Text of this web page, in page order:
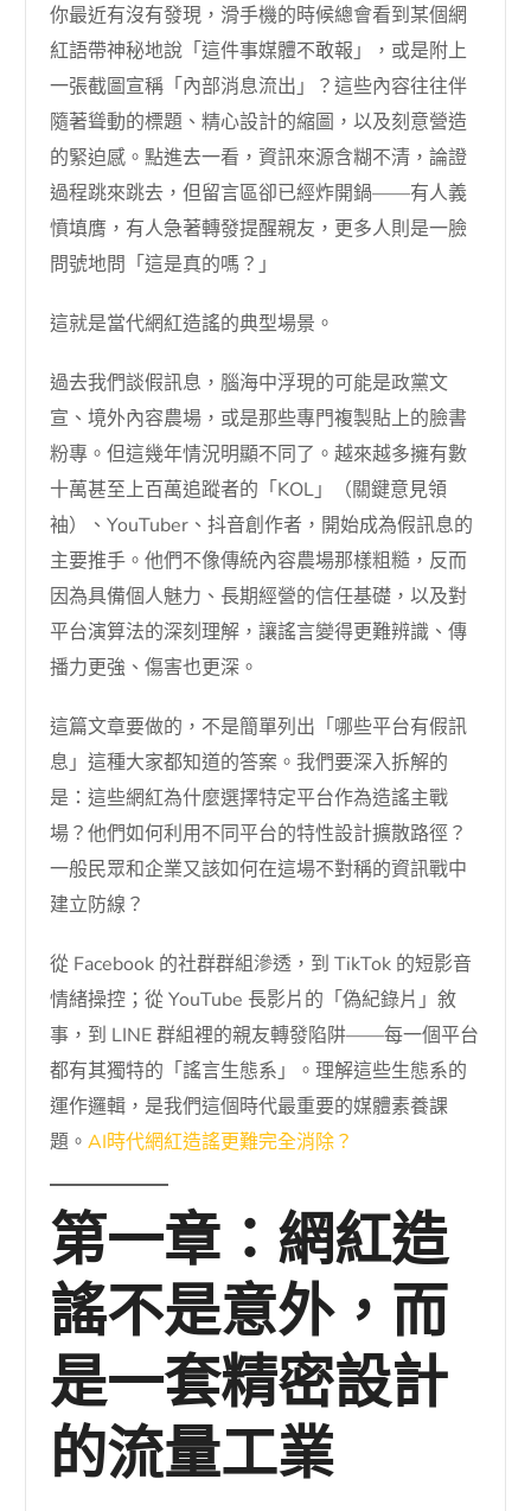
你最近有沒有發現，滑手機的時候總會看到某個網
紅語帶神秘地說「這件事媒體不敢報」，或是附上
一張截圖宣稱「內部消息流出」？這些內容往往伴
隨著聳動的標題、精心設計的縮圖，以及刻意營造
的緊迫感。點進去一看，資訊來源含糊不清，論證
過程跳來跳去，但留言區卻已經炸開鍋——有人義
憤填膺，有人急著轉發提醒親友，更多人則是一臉
問號地問「這是真的嗎？」
這就是當代網紅造謠的典型場景。
過去我們談假訊息，腦海中浮現的可能是政黨文
宣、境外內容農場，或是那些專門複製貼上的臉書
粉專。但這幾年情況明顯不同了。越來越多擁有數
十萬甚至上百萬追蹤者的「KOL」（關鍵意見領
袖）、YouTuber、抖音創作者，開始成為假訊息的
主要推手。他們不像傳統內容農場那樣粗糙，反而
因為具備個人魅力、長期經營的信任基礎，以及對
平台演算法的深刻理解，讓謠言變得更難辨識、傳
播力更強、傷害也更深。
這篇文章要做的，不是簡單列出「哪些平台有假訊
息」這種大家都知道的答案。我們要深入拆解的
是：這些網紅為什麼選擇特定平台作為造謠主戰
場？他們如何利用不同平台的特性設計擴散路徑？
一般民眾和企業又該如何在這場不對稱的資訊戰中
建立防線？
從 Facebook 的社群群組滲透，到 TikTok 的短影音
情緒操控；從 YouTube 長影片的「偽紀錄片」敘
事，到 LINE 群組裡的親友轉發陷阱——每一個平台
都有其獨特的「謠言生態系」。理解這些生態系的
運作邏輯，是我們這個時代最重要的媒體素養課
題。AI時代網紅造謠更難完全消除？
第一章：網紅造
謠不是意外，而
是一套精密設計
的流量工業